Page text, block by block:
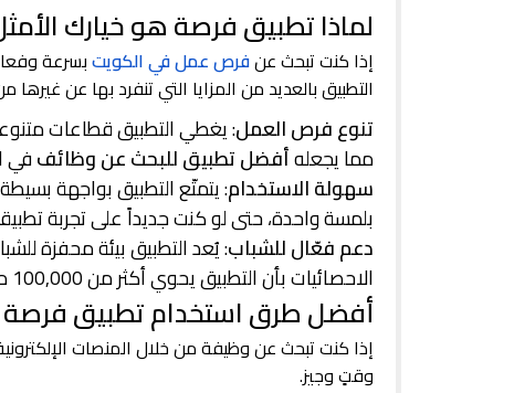
لماذا تطبيق فرصة هو خيارك
إذا كنت تبحث عنفرص عمل في الكويتبسرعة
التطبيق بالعديد من المزايا التي تنفرد بها عن
تنوع فرص العمل: يغطي التطبيق قطاعات
مما يجعلهأفضل تطبيق للبحث عن وظائففي
سهولة الاستخدام: يتمتّع التطبيق بواجهة
بلمسة واحدة، حتى لو كنت جديداً على تجربة
دعم فعّال للشباب: يُعد التطبيق بيئة محفزة
الاحصائيات بأن التطبيق يحوي أكثر من 100,000 مستخدم من مختلف التخصصات.
أفضل طرق استخدام تطبيق فرصة
إذا كنت تبحث عن وظيفة من خلال المنصات
وقتٍ وجيز.